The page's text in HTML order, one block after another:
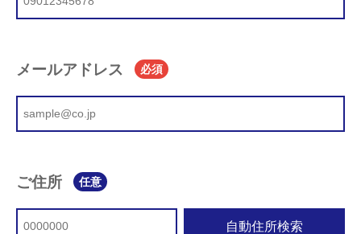
メールアドレス 必須
ご住所 任意
自動住所検索